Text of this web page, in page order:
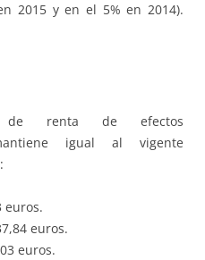
2015 y en el 5% en 2014).
de renta de efectos
igual al vigente
euros.
euros.
euros.